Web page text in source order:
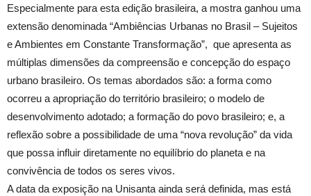
Especialmente para esta edição brasileira, a mostra ganhou uma
extensão denominada “Ambiências Urbanas no Brasil – Sujeitos
e Ambientes em Constante Transformação”, que apresenta as
múltiplas dimensões da compreensão e concepção do espaço
urbano brasileiro. Os temas abordados são: a forma como
ocorreu a apropriação do território brasileiro; o modelo de
desenvolvimento adotado; a formação do povo brasileiro; e, a
reflexão sobre a possibilidade de uma “nova revolução” da vida
que possa influir diretamente no equilíbrio do planeta e na
convivência de todos os seres vivos.
A data da exposição na Unisanta ainda será definida, mas está